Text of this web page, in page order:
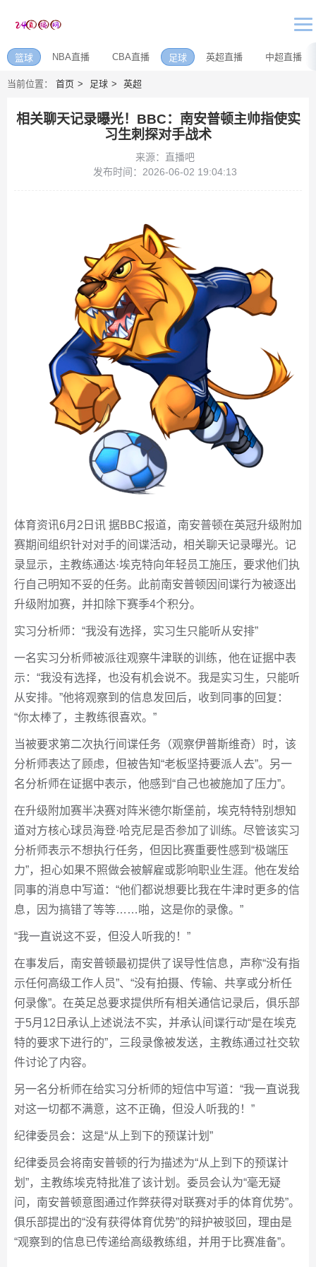
篮球 NBA直播 CBA直播 足球 英超直播 中超直播
当前位置： 首页 足球 英超
相关聊天记录曝光！BBC：南安普顿主帅指使实
习生刺探对手战术
来源：直播吧
发布时间：2026-06-02 19:04:13
体育资讯6月2日讯 据BBC报道，南安普顿在英冠升级附加
赛期间组织针对对手的间谍活动，相关聊天记录曝光。记
录显示，主教练通达·埃克特向年轻员工施压，要求他们执
行自己明知不妥的任务。此前南安普顿因间谍行为被逐出
升级附加赛，并扣除下赛季4个积分。
实习分析师：“我没有选择，实习生只能听从安排”
一名实习分析师被派往观察牛津联的训练，他在证据中表
示：“我没有选择，也没有机会说不。我是实习生，只能听
从安排。”他将观察到的信息发回后，收到同事的回复：
“你太棒了，主教练很喜欢。”
当被要求第二次执行间谍任务（观察伊普斯维奇）时，该
分析师表达了顾虑，但被告知“老板坚持要派人去”。另一
名分析师在证据中表示，他感到“自己也被施加了压力”。
在升级附加赛半决赛对阵米德尔斯堡前，埃克特特别想知
道对方核心球员海登·哈克尼是否参加了训练。尽管该实习
分析师表示不想执行任务，但因比赛重要性感到“极端压
力”，担心如果不照做会被解雇或影响职业生涯。他在发给
同事的消息中写道：“他们都说想要比我在牛津时更多的信
息，因为搞错了等等……啪，这是你的录像。”
“我一直说这不妥，但没人听我的！”
在事发后，南安普顿最初提供了误导性信息，声称“没有指
示任何高级工作人员”、“没有拍摄、传输、共享或分析任
何录像”。在英足总要求提供所有相关通信记录后，俱乐部
于5月12日承认上述说法不实，并承认间谍行动“是在埃克
特的要求下进行的”，三段录像被发送，主教练通过社交软
件讨论了内容。
另一名分析师在给实习分析师的短信中写道：“我一直说我
对这一切都不满意，这不正确，但没人听我的！”
纪律委员会：这是“从上到下的预谋计划”
纪律委员会将南安普顿的行为描述为“从上到下的预谋计
划”，主教练埃克特批准了该计划。委员会认为“毫无疑
问，南安普顿意图通过作弊获得对联赛对手的体育优势”。
俱乐部提出的“没有获得体育优势”的辩护被驳回，理由是
“观察到的信息已传递给高级教练组，并用于比赛准备”。